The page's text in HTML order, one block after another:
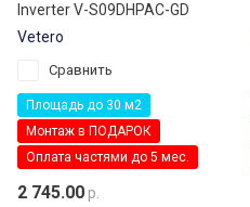
Inverter V-S09DHPAC-GD
Vetero
Сравнить
Площадь до 30 м2
Монтаж в ПОДАРОК
Оплата частями до 5 мес.
2 745.00 р.